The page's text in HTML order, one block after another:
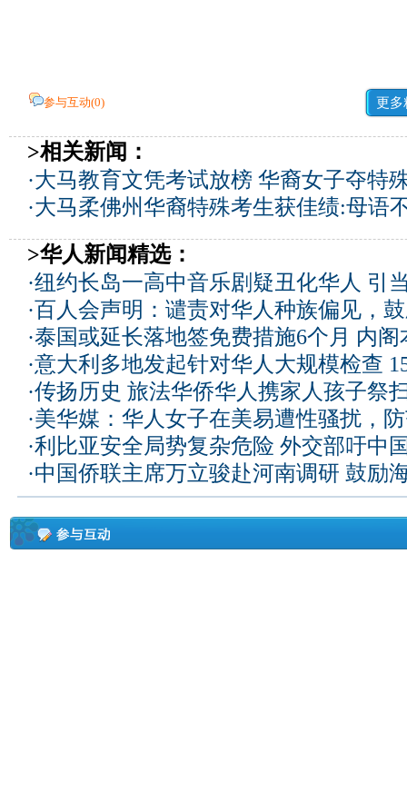
参与互动(0) 更多
>相关新闻：
·大马教育文凭考试放榜 华裔女子夺特
·大马柔佛州华裔特殊考生获佳绩:母语
>华人新闻精选：
·纽约长岛一高中音乐剧疑丑化华人 引
·百人会声明：谴责对华人种族偏见，
·泰国或延长落地签免费措施6个月 内阁
·意大利多地发起针对华人大规模检查
·传扬历史 旅法华侨华人携家人孩子祭
·美华媒：华人女子在美易遭性骚扰，
·利比亚安全局势复杂危险 外交部吁中
·中国侨联主席万立骏赴河南调研 鼓励